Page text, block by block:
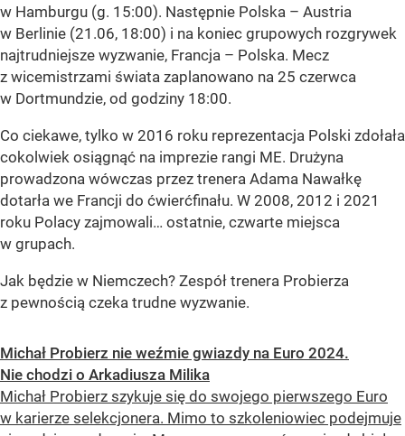
w Hamburgu (g. 15:00). Następnie Polska – Austria
w Berlinie (21.06, 18:00) i na koniec grupowych rozgrywek
najtrudniejsze wyzwanie, Francja – Polska. Mecz
z wicemistrzami świata zaplanowano na 25 czerwca
w Dortmundzie, od godziny 18:00.
Co ciekawe, tylko w 2016 roku reprezentacja Polski zdołała
cokolwiek osiągnąć na imprezie rangi ME. Drużyna
prowadzona wówczas przez trenera Adama Nawałkę
dotarła we Francji do ćwierćfinału. W 2008, 2012 i 2021
roku Polacy zajmowali… ostatnie, czwarte miejsca
w grupach.
Jak będzie w Niemczech? Zespół trenera Probierza
z pewnością czeka trudne wyzwanie.
Michał Probierz nie weźmie gwiazdy na Euro 2024.
Nie chodzi o Arkadiusza Milika
Michał Probierz szykuje się do swojego pierwszego Euro
w karierze selekcjonera. Mimo to szkoleniowiec podejmuje